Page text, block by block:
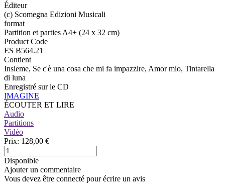
Éditeur
(c) Scomegna Edizioni Musicali
format
Partition et parties A4+ (24 x 32 cm)
Product Code
ES B564.21
Contient
Insieme, Se c'è una cosa che mi fa impazzire, Amor mio, Tintarella
di luna
Enregistré sur le CD
IMAGINE
ÉCOUTER ET LIRE
Audio
Partitions
Vidéo
Prix: 128,00 €
Disponible
Ajouter un commentaire
Vous devez être connecté pour écrire un avis